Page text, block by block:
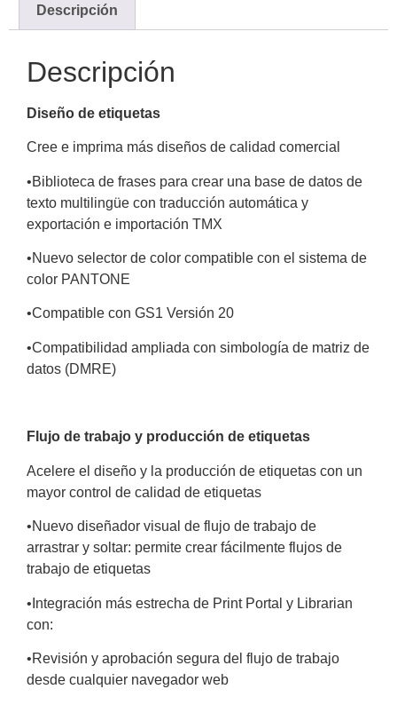
Descripción
Descripción
Diseño de etiquetas
Cree e imprima más diseños de calidad comercial
•Biblioteca de frases para crear una base de datos de
texto multilingüe con traducción automática y
exportación e importación TMX
•Nuevo selector de color compatible con el sistema de
color PANTONE
•Compatible con GS1 Versión 20
•Compatibilidad ampliada con simbología de matriz de
datos (DMRE)
Flujo de trabajo y producción de etiquetas
Acelere el diseño y la producción de etiquetas con un
mayor control de calidad de etiquetas
•Nuevo diseñador visual de flujo de trabajo de
arrastrar y soltar: permite crear fácilmente flujos de
trabajo de etiquetas
• Integración más estrecha de Print Portal y Librarian
con:
•Revisión y aprobación segura del flujo de trabajo
desde cualquier navegador web